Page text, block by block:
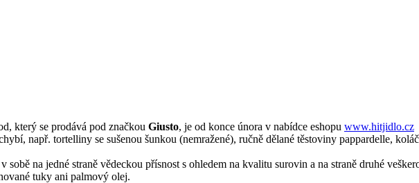
který se prodává pod značkou Giusto, je od konce února v nabídce eshopu www.hitjidlo.cz
např. tortelliny se sušenou šunkou (nemražené), ručně dělané těstoviny pappardelle,
na jedné straně vědeckou přísnost s ohledem na kvalitu surovin a na straně druhé
tuky ani palmový olej.